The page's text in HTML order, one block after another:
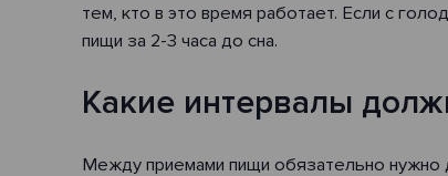
тем, кто в это время работает. Если с
пищи за 2-3 часа до сна.
Какие интервалы
Между приемами пищи обязательно нужно